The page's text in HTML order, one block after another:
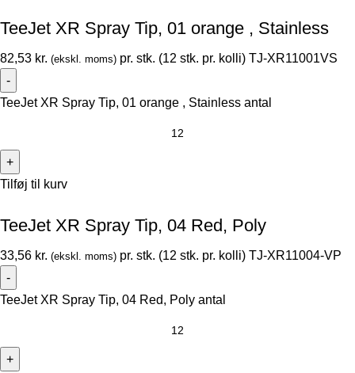
TeeJet XR Spray Tip, 01 orange , Stainless
82,53 kr. (ekskl. moms) pr. stk. (12 stk. pr. kolli) TJ-XR11001VS
TeeJet XR Spray Tip, 01 orange , Stainless antal
Tilføj til kurv
TeeJet XR Spray Tip, 04 Red, Poly
33,56 kr. (ekskl. moms) pr. stk. (12 stk. pr. kolli) TJ-XR11004-VP
TeeJet XR Spray Tip, 04 Red, Poly antal